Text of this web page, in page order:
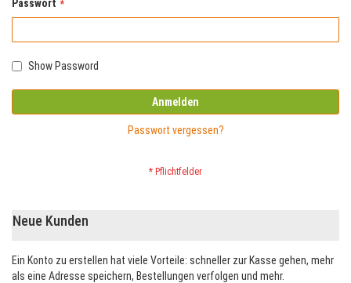
Passwort
Show Password
Anmelden
Passwort vergessen?
Neue Kunden
Ein Konto zu erstellen hat viele Vorteile: schneller zur Kasse gehen, mehr
als eine Adresse speichern, Bestellungen verfolgen und mehr.